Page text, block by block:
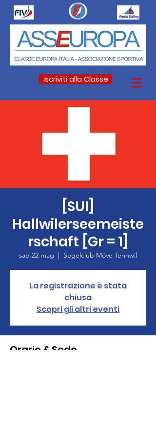
Iscriviti alla Classe
[SUI]
Hallwilerseemeiste
rschaft [Gr = 1]
sab 22 mag
  |
Segelclub Möve Tennwil
La registrazione è stata
chiusa
Scopri gli altri eventi
Orario & Sede